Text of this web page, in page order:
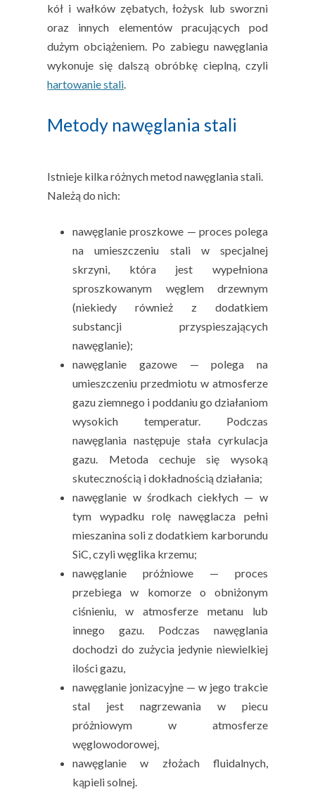
kół i wałków zębatych, łożysk lub sworzni
oraz innych elementów pracujących pod
dużym obciążeniem. Po zabiegu nawęglania
wykonuje się dalszą obróbkę cieplną, czyli
hartowanie stali
Metody nawęglania stali
Istnieje kilka różnych metod nawęglania stali.
Należą do nich:
nawęglanie proszkowe — proces polega
na umieszczeniu stali w specjalnej
skrzyni, która jest wypełniona
sproszkowanym węglem drzewnym
(niekiedy również z dodatkiem
substancji przyspieszających
nawęglanie);
nawęglanie gazowe — polega na
umieszczeniu przedmiotu w atmosferze
gazu ziemnego i poddaniu go działaniom
wysokich temperatur. Podczas
nawęglania następuje stała cyrkulacja
gazu. Metoda cechuje się wysoką
skutecznością i dokładnością działania;
nawęglanie w środkach ciekłych — w
tym wypadku rolę nawęglacza pełni
mieszanina soli z dodatkiem karborundu
SiC, czyli węglika krzemu;
nawęglanie próżniowe — proces
przebiega w komorze o obniżonym
ciśnieniu, w atmosferze metanu lub
innego gazu. Podczas nawęglania
dochodzi do zużycia jedynie niewielkiej
ilości gazu,
nawęglanie jonizacyjne — w jego trakcie
stal jest nagrzewania w piecu
próżniowym w atmosferze
węglowodorowej,
nawęglanie w złożach fluidalnych,
kąpieli solnej.